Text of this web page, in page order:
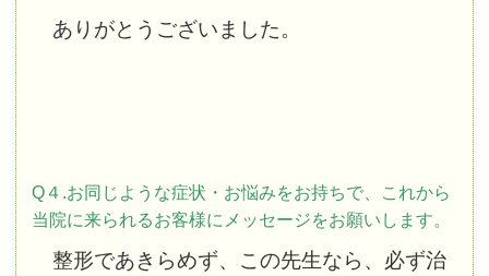
ありがとうございました。
Q４.お同じような症状・お悩みをお持ちで、これから
当院に来られるお客様にメッセージをお願いします。
整形であきらめず、この先生なら、必ず治